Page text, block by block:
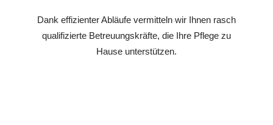
Dank effizienter Abläufe vermitteln wir Ihnen rasch
qualifizierte Betreuungskräfte, die Ihre Pflege zu
Hause unterstützen.